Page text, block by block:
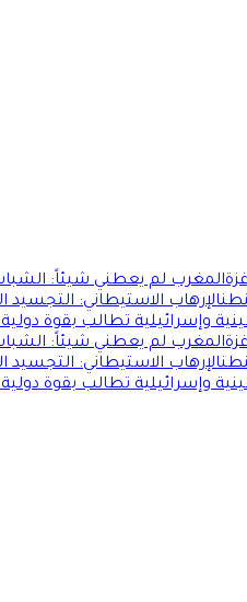
المغرب لم يعطني شيئاً:
الإرهاب الاستيطاني: التجسيد
وإسرائيلية تطالب بقوة
المغرب لم يعطني شيئاً:
الإرهاب الاستيطاني: التجسيد
وإسرائيلية تطالب بقوة